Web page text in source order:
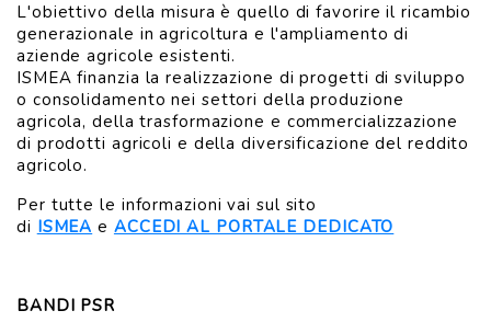
L'obiettivo della misura è quello di favorire il ricambio
generazionale in agricoltura e l'ampliamento di
aziende agricole esistenti.
ISMEA finanzia la realizzazione di progetti di sviluppo
o consolidamento nei settori della produzione
agricola, della trasformazione e commercializzazione
di prodotti agricoli e della diversificazione del reddito
agricolo.
Per tutte le informazioni vai sul sito
di ISMEA e ACCEDI AL PORTALE DEDICATO
BANDI PSR